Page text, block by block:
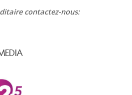
contactez-nous: